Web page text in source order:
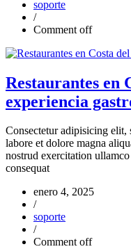
soporte
/
Comment off
Restaurantes en
experiencia
Consectetur adipisicing
labore et dolore magna
nostrud exercitation
consequat
enero 4, 2025
/
soporte
/
Comment off